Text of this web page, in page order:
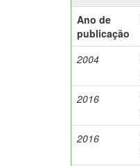
Ano de
publicação
2004
2016
2016